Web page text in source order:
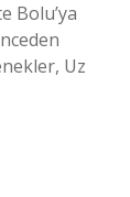
Bolu’ya
Uz